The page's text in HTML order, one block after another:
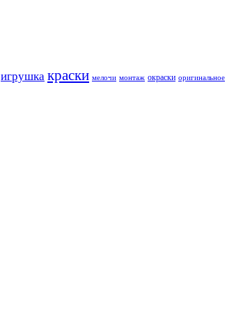
игрушка краски мелочи монтаж окраски оригинальное